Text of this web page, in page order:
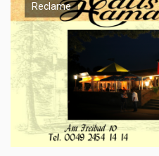
Reclame